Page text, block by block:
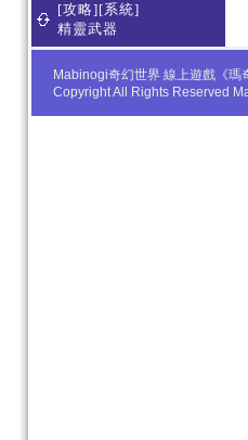
[攻略][系統]
精靈武器
Mabinogi奇幻世界 線上遊戲《
Copyright All Rights Reserved